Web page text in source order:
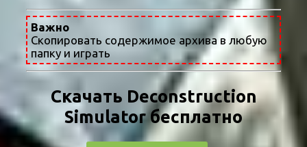
Важно
Скопировать содержимое архива в любую
папку и играть
Скачать Deconstruction
Simulator бесплатно